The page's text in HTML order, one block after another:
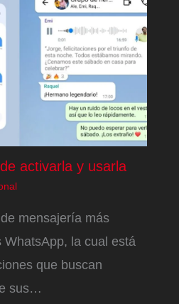
activarla y usarla
mensajería más
la cual está
que buscan
sus…